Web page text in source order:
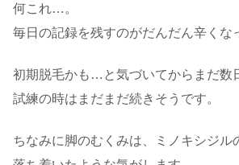
何これ…。
毎日の記録を残すのがだんだん辛くな
初期脱毛かも…と気づいてからまだ数
試練の時はまだまだ続きそうです。
ちなみに脚のむくみは、ミノキシジル